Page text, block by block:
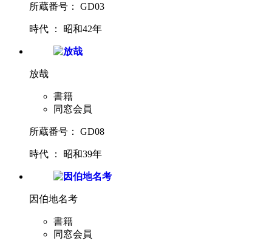
所蔵番号： GD03
時代 ： 昭和42年
放哉
書籍
同窓会員
所蔵番号： GD08
時代 ： 昭和39年
因伯地名考
書籍
同窓会員